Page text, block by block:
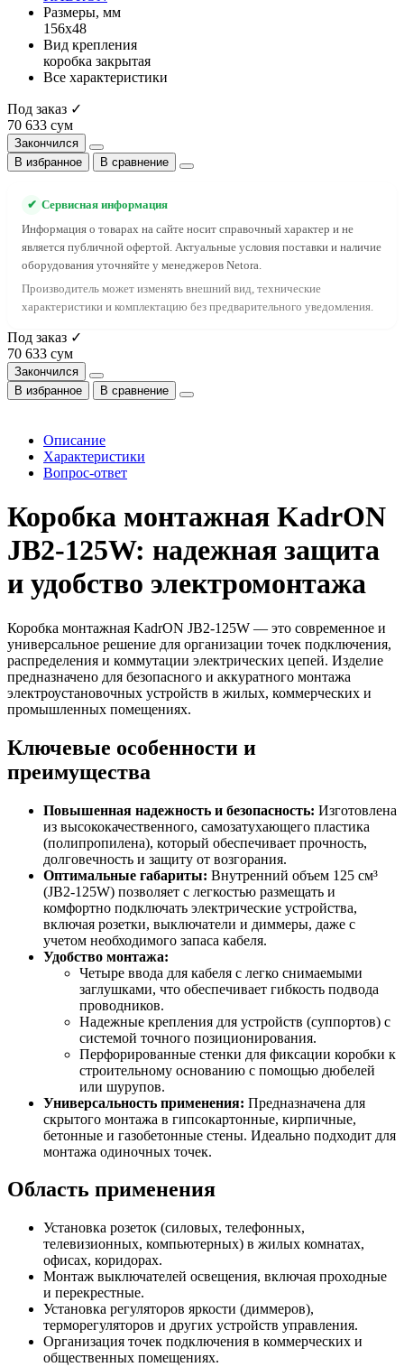
Размеры, мм
156x48
Вид крепления
коробка закрытая
Все характеристики
Под заказ ✓
70 633 сум
Закончился
В избранное
В сравнение
✔ Сервисная информация
Информация о товарах на сайте носит справочный характер и не
является публичной офертой. Актуальные условия поставки и наличие
оборудования уточняйте у менеджеров Netora.
Производитель может изменять внешний вид, технические
характеристики и комплектацию без предварительного уведомления.
Под заказ ✓
70 633 сум
Закончился
В избранное
В сравнение
Описание
Характеристики
Вопрос-ответ
Коробка монтажная KadrON
JB2-125W: надежная защита
и удобство электромонтажа
Коробка монтажная KadrON JB2-125W — это современное и
универсальное решение для организации точек подключения,
распределения и коммутации электрических цепей. Изделие
предназначено для безопасного и аккуратного монтажа
электроустановочных устройств в жилых, коммерческих и
промышленных помещениях.
Ключевые особенности и
преимущества
Повышенная надежность и безопасность: Изготовлена
из высококачественного, самозатухающего пластика
(полипропилена), который обеспечивает прочность,
долговечность и защиту от возгорания.
Оптимальные габариты: Внутренний объем 125 см³
(JB2-125W) позволяет с легкостью размещать и
комфортно подключать электрические устройства,
включая розетки, выключатели и диммеры, даже с
учетом необходимого запаса кабеля.
Удобство монтажа:
Четыре ввода для кабеля с легко снимаемыми
заглушками, что обеспечивает гибкость подвода
проводников.
Надежные крепления для устройств (суппортов) с
системой точного позиционирования.
Перфорированные стенки для фиксации коробки к
строительному основанию с помощью дюбелей
или шурупов.
Универсальность применения: Предназначена для
скрытого монтажа в гипсокартонные, кирпичные,
бетонные и газобетонные стены. Идеально подходит для
монтажа одиночных точек.
Область применения
Установка розеток (силовых, телефонных,
телевизионных, компьютерных) в жилых комнатах,
офисах, коридорах.
Монтаж выключателей освещения, включая проходные
и перекрестные.
Установка регуляторов яркости (диммеров),
терморегуляторов и других устройств управления.
Организация точек подключения в коммерческих и
общественных помещениях.